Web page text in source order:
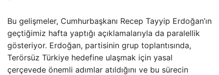
Bu gelişmeler, Cumhurbaşkanı Recep Tayyip Erdoğan’ın
geçtiğimiz hafta yaptığı açıklamalarıyla da paralellik
gösteriyor. Erdoğan, partisinin grup toplantısında,
Terörsüz Türkiye hedefine ulaşmak için yasal
çerçevede önemli adımlar atıldığını ve bu sürecin